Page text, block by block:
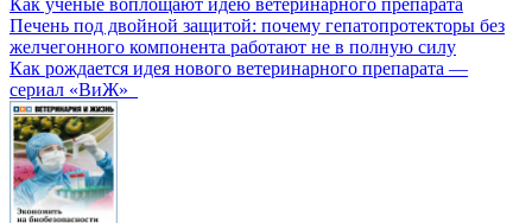
Печень под двойной защитой: почему гепатопротекторы без
желчегонного компонента работают не в полную силу
Как рождается идея нового ветеринарного препарата —
сериал «ВиЖ»